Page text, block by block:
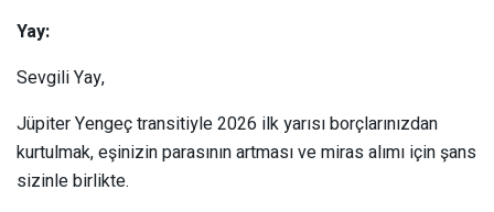
Yay:
Sevgili Yay,
Jüpiter Yengeç transitiyle 2026 ilk yarısı borçlarınızdan
kurtulmak, eşinizin parasının artması ve miras alımı için şans
sizinle birlikte.